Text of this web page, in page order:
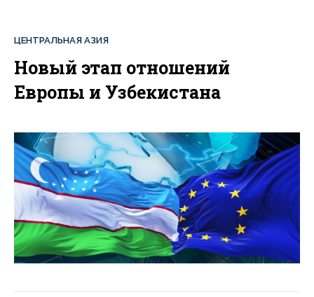
ЦЕНТРАЛЬНАЯ АЗИЯ
Новый этап отношений
Европы и Узбекистана